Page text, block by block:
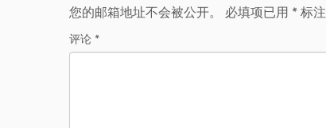
您的邮箱地址不会被公开。 必填项已用 *标注
评论 *